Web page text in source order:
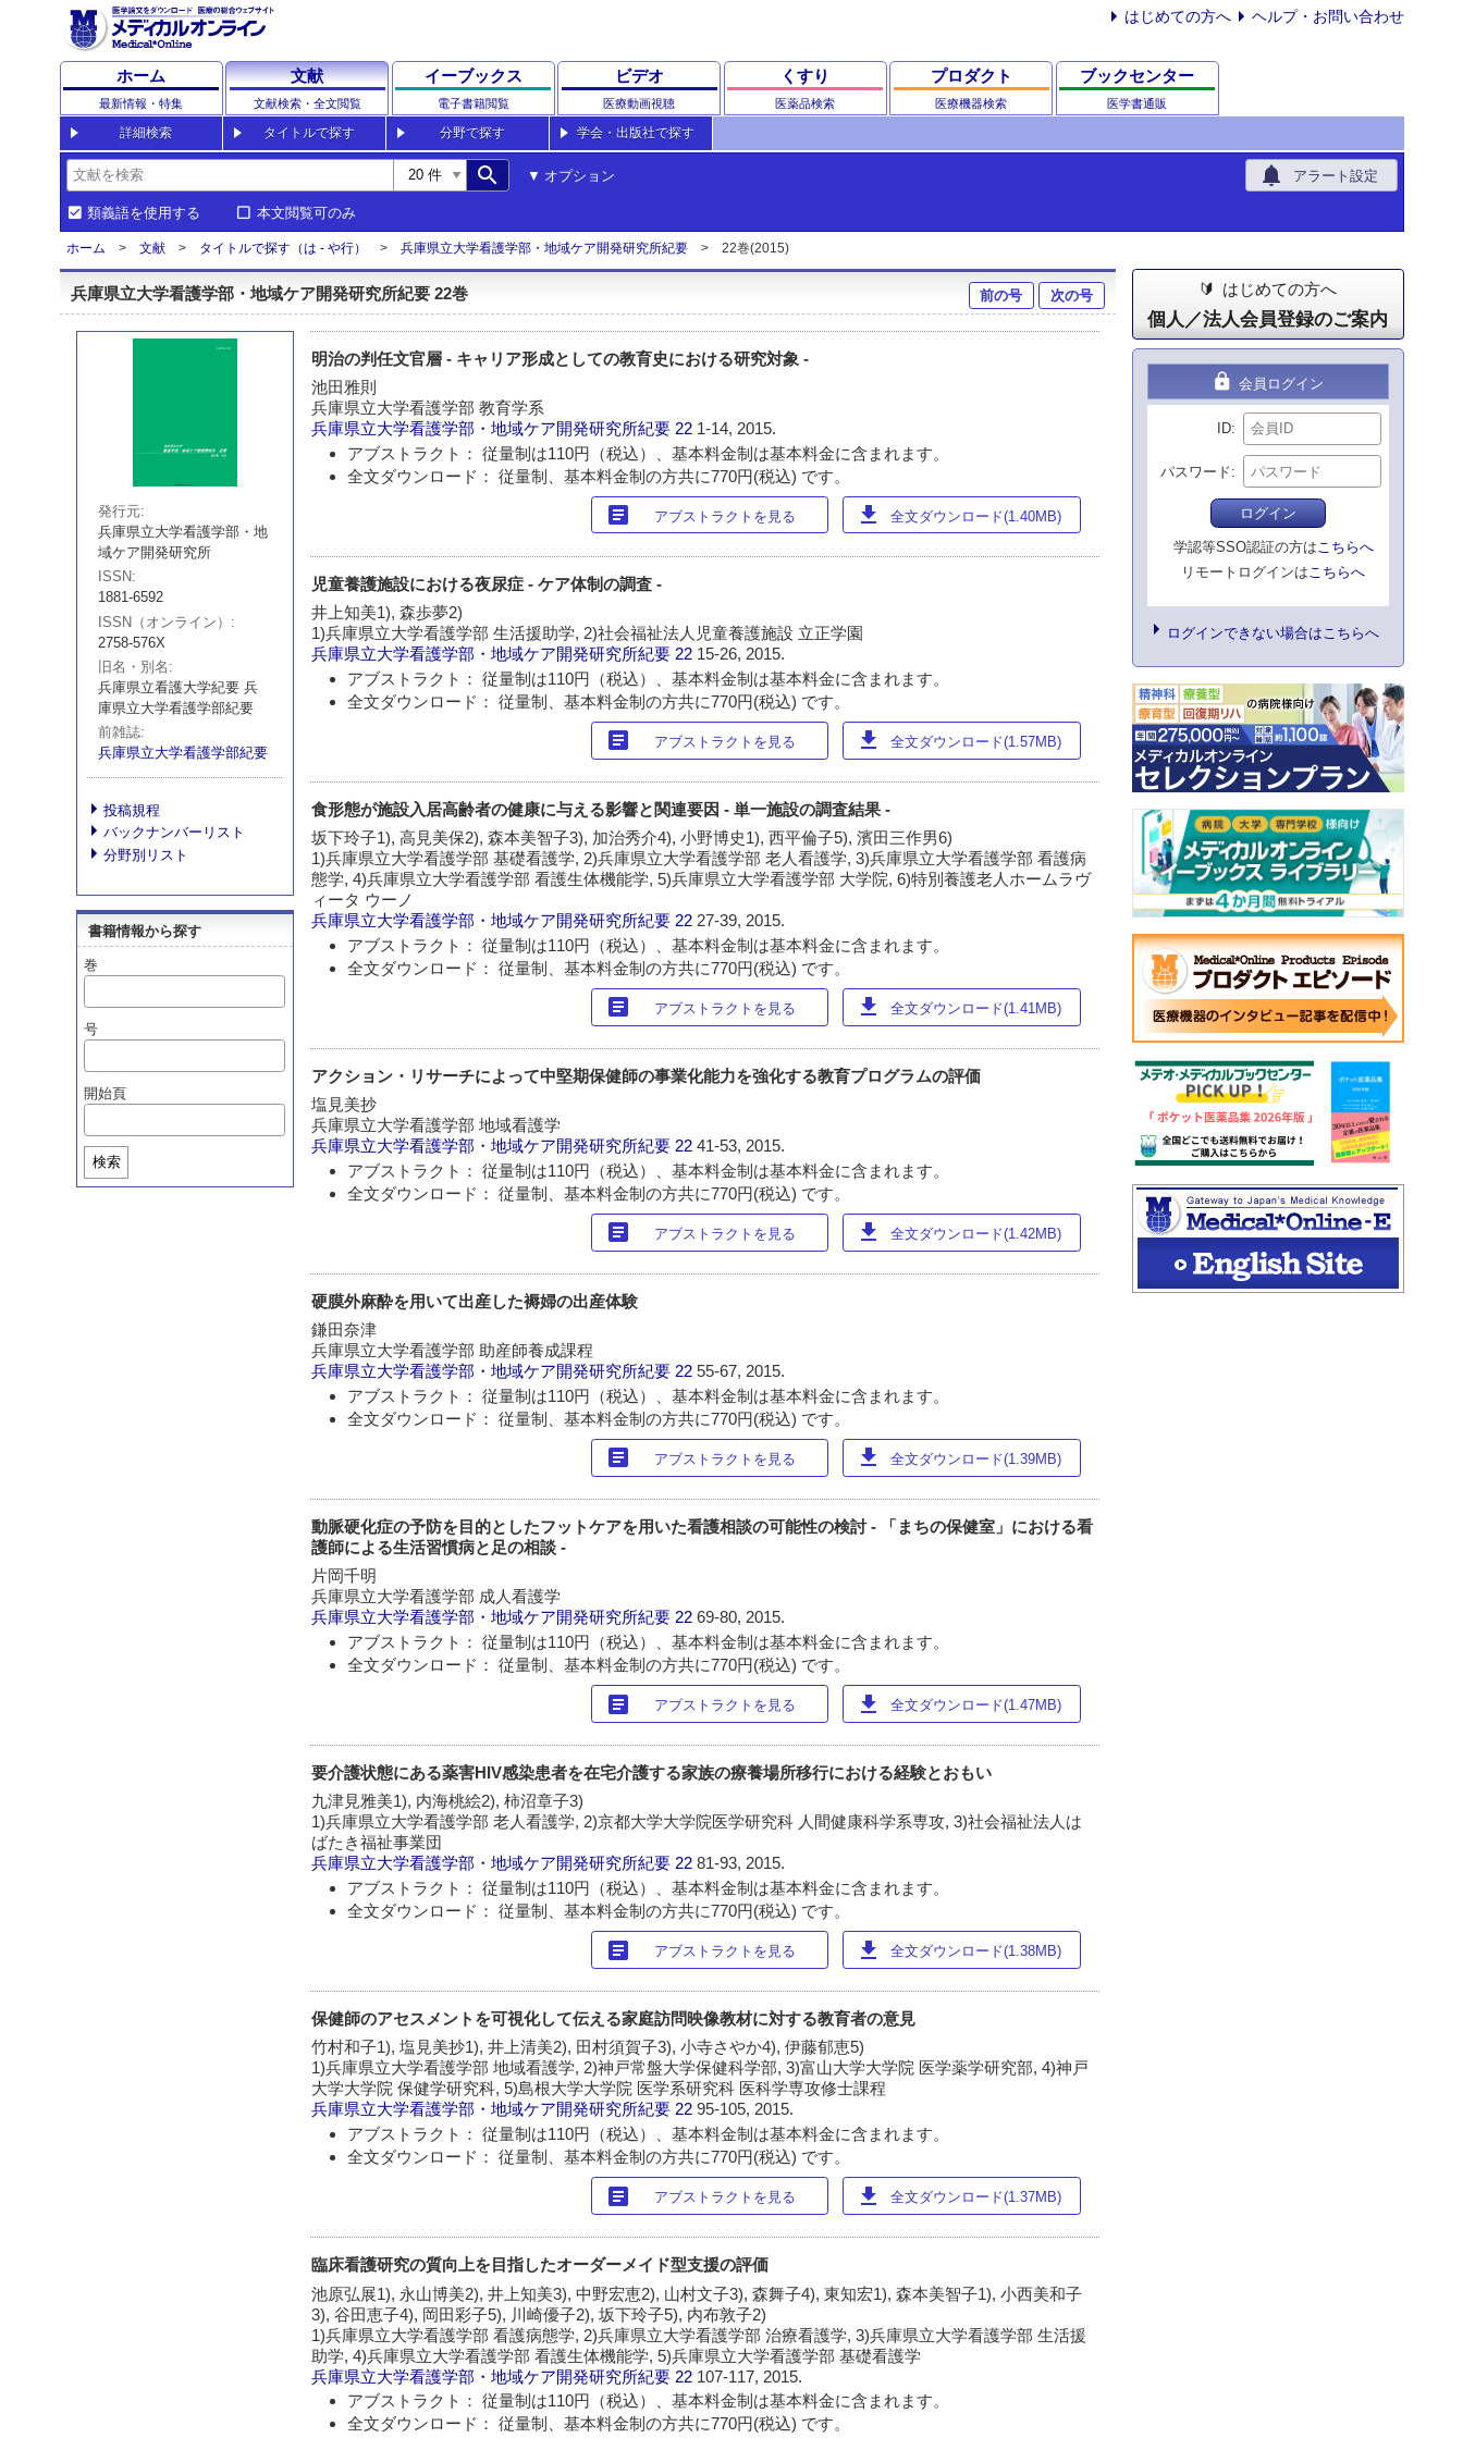
はじめての方へ ヘルプ・お問い合わせ
ホーム
最新情報・特集
文献
文献検索・全文閲覧
イーブックス
電子書籍閲覧
ビデオ
医療動画視聴
くすり
医薬品検索
プロダクト
医療機器検索
ブックセンター
医学書通販
詳細検索 タイトルで探す 分野で探す 学会・出版社で探す
search オプション notifications アラート設定
類義語を使用する 本文閲覧可のみ
ホーム 文献 タイトルで探す（は - や行） 兵庫県立大学看護学部・地域ケア開発研究所紀要 22巻(2015)
兵庫県立大学看護学部・地域ケア開発研究所紀要 22巻 前の号 次の号
発行元
兵庫県立大学看護学部・地
域ケア開発研究所
ISSN
1881-6592
ISSN（オンライン）
2758-576X
旧名・別名
兵庫県立看護大学紀要 兵
庫県立大学看護学部紀要
前雑誌
兵庫県立大学看護学部紀要
投稿規程
バックナンバーリスト
分野別リスト
書籍情報から探す
巻
号
開始頁
検索
明治の判任文官層 - キャリア形成としての教育史における研究対象 -
池田雅則
兵庫県立大学看護学部 教育学系
兵庫県立大学看護学部・地域ケア開発研究所紀要 22 1-14, 2015.
アブストラクト： 従量制は110円（税込）、基本料金制は基本料金に含まれます。
全文ダウンロード： 従量制、基本料金制の方共に770円(税込) です。
article アブストラクトを見る download 全文ダウンロード(1.40MB)
児童養護施設における夜尿症 - ケア体制の調査 -
井上知美1), 森歩夢2)
1)兵庫県立大学看護学部 生活援助学, 2)社会福祉法人児童養護施設 立正学園
兵庫県立大学看護学部・地域ケア開発研究所紀要 22 15-26, 2015.
アブストラクト： 従量制は110円（税込）、基本料金制は基本料金に含まれます。
全文ダウンロード： 従量制、基本料金制の方共に770円(税込) です。
article アブストラクトを見る download 全文ダウンロード(1.57MB)
食形態が施設入居高齢者の健康に与える影響と関連要因 - 単一施設の調査結果 -
坂下玲子1), 高見美保2), 森本美智子3), 加治秀介4), 小野博史1), 西平倫子5), 濱田三作男6)
1)兵庫県立大学看護学部 基礎看護学, 2)兵庫県立大学看護学部 老人看護学, 3)兵庫県立大学看護学部 看護病
態学, 4)兵庫県立大学看護学部 看護生体機能学, 5)兵庫県立大学看護学部 大学院, 6)特別養護老人ホームラヴ
ィータ ウーノ
兵庫県立大学看護学部・地域ケア開発研究所紀要 22 27-39, 2015.
アブストラクト： 従量制は110円（税込）、基本料金制は基本料金に含まれます。
全文ダウンロード： 従量制、基本料金制の方共に770円(税込) です。
article アブストラクトを見る download 全文ダウンロード(1.41MB)
アクション・リサーチによって中堅期保健師の事業化能力を強化する教育プログラムの評価
塩見美抄
兵庫県立大学看護学部 地域看護学
兵庫県立大学看護学部・地域ケア開発研究所紀要 2241-53, 2015.
アブストラクト： 従量制は110円（税込）、基本料金制は基本料金に含まれます。
全文ダウンロード： 従量制、基本料金制の方共に770円(税込) です。
article アブストラクトを見る download 全文ダウンロード(1.42MB)
硬膜外麻酔を用いて出産した褥婦の出産体験
鎌田奈津
兵庫県立大学看護学部 助産師養成課程
兵庫県立大学看護学部・地域ケア開発研究所紀要 2255-67, 2015.
アブストラクト： 従量制は110円（税込）、基本料金制は基本料金に含まれます。
全文ダウンロード： 従量制、基本料金制の方共に770円(税込) です。
article アブストラクトを見る download 全文ダウンロード(1.39MB)
動脈硬化症の予防を目的としたフットケアを用いた看護相談の可能性の検討 - 「まちの保健室」における看
護師による生活習慣病と足の相談 -
片岡千明
兵庫県立大学看護学部 成人看護学
兵庫県立大学看護学部・地域ケア開発研究所紀要 2269-80, 2015.
アブストラクト： 従量制は110円（税込）、基本料金制は基本料金に含まれます。
全文ダウンロード： 従量制、基本料金制の方共に770円(税込) です。
article アブストラクトを見る download 全文ダウンロード(1.47MB)
要介護状態にある薬害HIV感染患者を在宅介護する家族の療養場所移行における経験とおもい
九津見雅美1), 内海桃絵2), 柿沼章子3)
1)兵庫県立大学看護学部 老人看護学, 2)京都大学大学院医学研究科 人間健康科学系専攻, 3)社会福祉法人は
ばたき福祉事業団
兵庫県立大学看護学部・地域ケア開発研究所紀要 2281-93, 2015.
アブストラクト： 従量制は110円（税込）、基本料金制は基本料金に含まれます。
全文ダウンロード： 従量制、基本料金制の方共に770円(税込) です。
article アブストラクトを見る download 全文ダウンロード(1.38MB)
保健師のアセスメントを可視化して伝える家庭訪問映像教材に対する教育者の意見
竹村和子1), 塩見美抄1), 井上清美2), 田村須賀子3), 小寺さやか4), 伊藤郁恵5)
1)兵庫県立大学看護学部 地域看護学, 2)神戸常盤大学保健科学部, 3)富山大学大学院 医学薬学研究部, 4)神戸
大学大学院 保健学研究科, 5)島根大学大学院 医学系研究科 医科学専攻修士課程
兵庫県立大学看護学部・地域ケア開発研究所紀要 2295-105, 2015.
アブストラクト： 従量制は110円（税込）、基本料金制は基本料金に含まれます。
全文ダウンロード： 従量制、基本料金制の方共に770円(税込) です。
article アブストラクトを見る download 全文ダウンロード(1.37MB)
臨床看護研究の質向上を目指したオーダーメイド型支援の評価
池原弘展1), 永山博美2), 井上知美3), 中野宏恵2), 山村文子3), 森舞子4), 東知宏1), 森本美智子1), 小西美和子
3), 谷田恵子4), 岡田彩子5), 川崎優子2), 坂下玲子5), 内布敦子2)
1)兵庫県立大学看護学部 看護病態学, 2)兵庫県立大学看護学部 治療看護学, 3)兵庫県立大学看護学部 生活援
助学, 4)兵庫県立大学看護学部 看護生体機能学, 5)兵庫県立大学看護学部 基礎看護学
兵庫県立大学看護学部・地域ケア開発研究所紀要 22 107-117, 2015.
アブストラクト： 従量制は110円（税込）、基本料金制は基本料金に含まれます。
全文ダウンロード： 従量制、基本料金制の方共に770円(税込) です。
はじめての方へ
個人／法人会員登録のご案内
lock 会員ログイン
ID
パスワード
ログイン
学認等SSO認証の方はこちらへ
リモートログインはこちらへ
ログインできない場合はこちらへ